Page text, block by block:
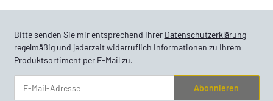
Bitte senden Sie mir entsprechend Ihrer Datenschutzerklärung
regelmäßig und jederzeit widerruflich Informationen zu Ihrem
Produktsortiment per E-Mail zu.
Abonnieren